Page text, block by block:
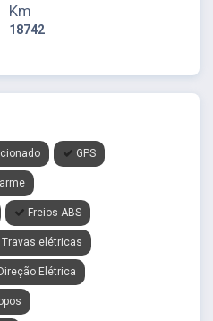
Km
18742
GPS
Freios ABS
Travas elétricas
Elétrica